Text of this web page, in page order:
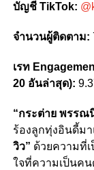
บัญชี TikTok:
จำนวนผู้ติดตาม:
เรท
20 อันล่าสุด):
“กระต่าย พรรณ
ร้องลูกทุ่งอินดี้ม
วิว” ด้วยความที่
ใจที่ความเป็นคน